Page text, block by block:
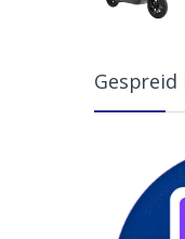
Gespreid